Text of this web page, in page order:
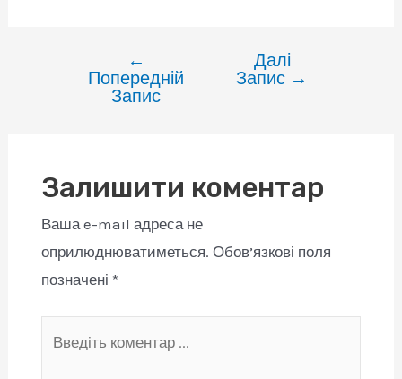
записів
←
Попередній
Запис
Далі
Запис →
Залишити коментар
Ваша e-mail адреса не
оприлюднюватиметься. Обов’язкові поля
позначені *